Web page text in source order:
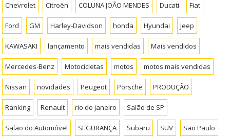
Chevrolet Citroën COLUNA JOÃO MENDES Ducati Fiat
Ford GM Harley-Davidson honda Hyundai Jeep
KAWASAKI lançamento mais vendidas Mais vendidos
Mercedes-Benz Motocicletas motos motos mais vendidas
Nissan novidades Peugeot Porsche PRODUÇÃO
Ranking Renault rio de janeiro Salão de SP
Salão do Automóvel SEGURANÇA Subaru SUV São Paulo